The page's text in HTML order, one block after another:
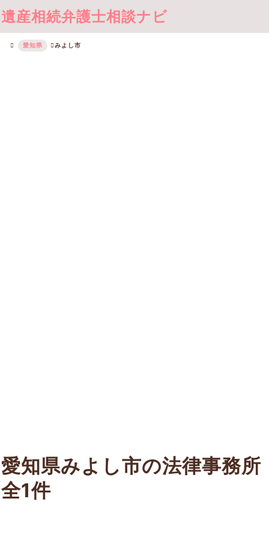
遺産相続弁護士相談ナビ
愛知県 みよし市
愛知県みよし市の法律事務所
全1件